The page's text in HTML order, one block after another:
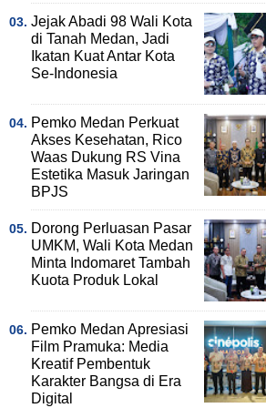
Jejak Abadi 98 Wali Kota
di Tanah Medan, Jadi
Ikatan Kuat Antar Kota
Se-Indonesia
Pemko Medan Perkuat
Akses Kesehatan, Rico
Waas Dukung RS Vina
Estetika Masuk Jaringan
BPJS
Dorong Perluasan Pasar
UMKM, Wali Kota Medan
Minta Indomaret Tambah
Kuota Produk Lokal
Pemko Medan Apresiasi
Film Pramuka: Media
Kreatif Pembentuk
Karakter Bangsa di Era
Digital